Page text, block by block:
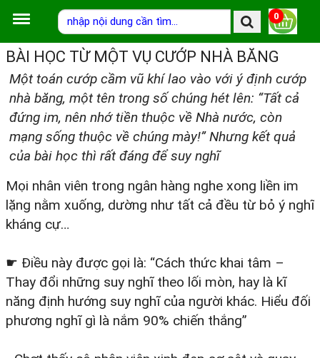
0
BÀI HỌC TỪ MỘT VỤ CƯỚP NHÀ BĂNG
Một toán cướp cầm vũ khí lao vào với ý định cướp
nhà băng, một tên trong số chúng hét lên: “Tất cả
đứng im, nên nhớ tiền thuộc về Nhà nước, còn
mạng sống thuộc về chúng mày!” Nhưng kết quả
của bài học thì rất đáng để suy nghĩ
Mọi nhân viên trong ngân hàng nghe xong liền im
lặng nằm xuống, dường như tất cả đều từ bỏ ý nghĩ
kháng cự…
☛ Điều này được gọi là: “Cách thức khai tâm –
Thay đổi những suy nghĩ theo lối mòn, hay là kĩ
năng định hướng suy nghĩ của người khác. Hiểu đối
phương nghĩ gì là nắm 90% chiến thắng”